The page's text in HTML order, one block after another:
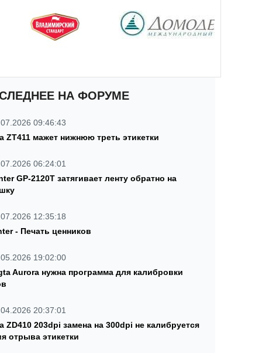
НА ФОРУМЕ
09:46:43
ZT411 мажет нижнюю треть этикетки
06:24:01
GP-2120T затягивает ленту обратно на
12:35:18
- Печать ценников
19:02:00
Aurora нужна программа для калибровки
20:37:01
ZD410 203dpi замена на 300dpi не калибруется
отрыва этикетки